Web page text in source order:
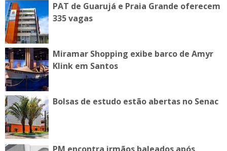
PAT de Guarujá e Praia Grande oferecem
335 vagas
Miramar Shopping exibe barco de Amyr
Klink em Santos
Bolsas de estudo estão abertas no Senac